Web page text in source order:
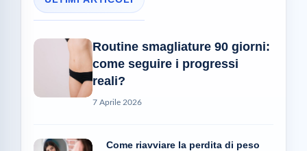
Routine smagliature 90 giorni:
come seguire i progressi
reali?
7 Aprile 2026
Come riavviare la perdita di peso